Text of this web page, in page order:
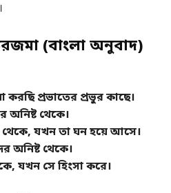
।
(বাংলা অনুবাদ)
প্রভাতের প্রভুর কাছে।
অনিষ্ট থেকে।
থেকে, যখন তা ঘন হয়ে আসে।
অনিষ্ট থেকে।
যখন সে হিংসা করে।